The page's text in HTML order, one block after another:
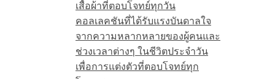
เสื้อผ้าที่ตอบโจทย์ทุกวัน
คอลเลคชันที่ได้รับแรงบันดาลใจ
จากความหลากหลายของผู้คนและ
ช่วงเวลาต่างๆ ในชีวิตประจำวัน
เพื่อการแต่งตัวที่ตอบโจทย์ทุก